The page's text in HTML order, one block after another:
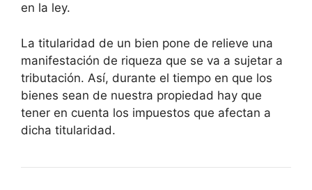
en la ley.
La titularidad de un bien pone de relieve una
manifestación de riqueza que se va a sujetar a
tributación. Así, durante el tiempo en que los
bienes sean de nuestra propiedad hay que
tener en cuenta los impuestos que afectan a
dicha titularidad.